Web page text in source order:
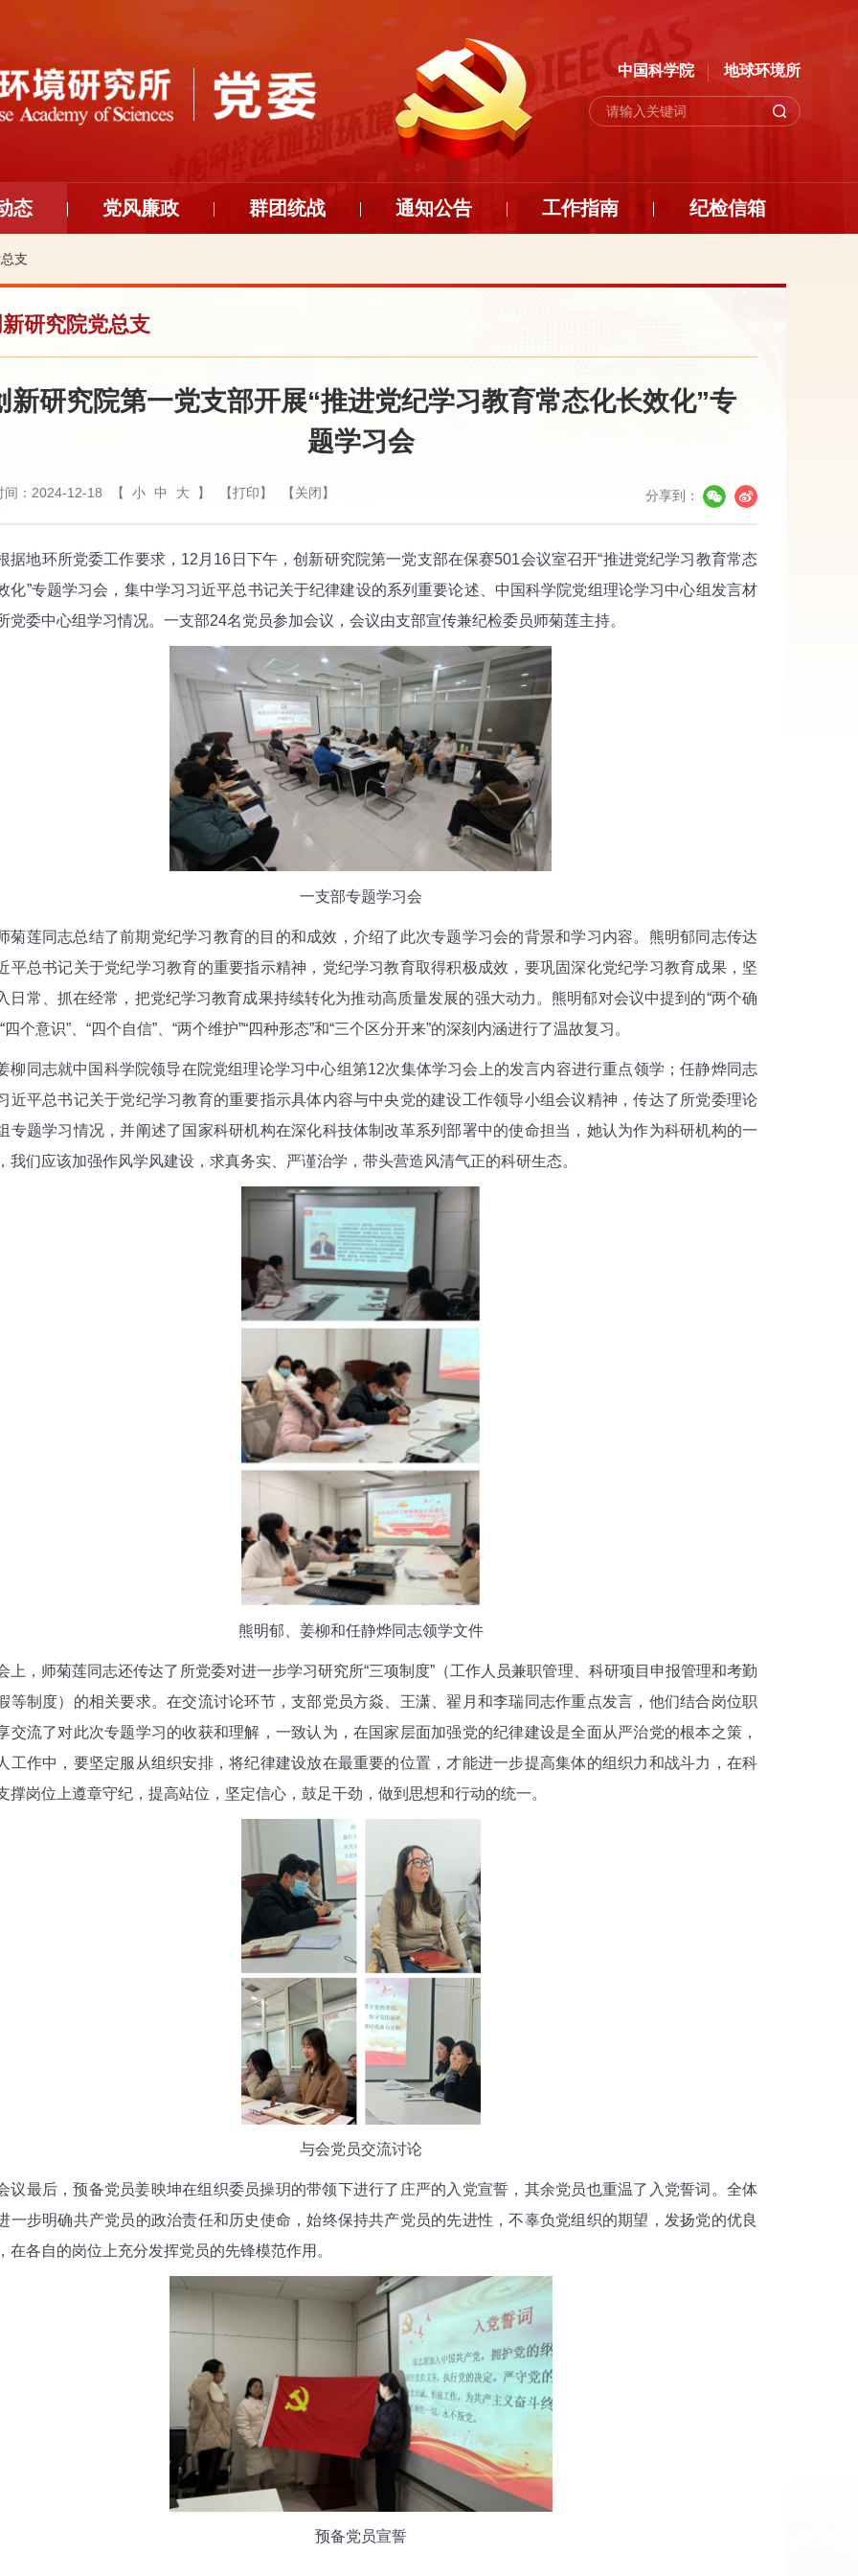
中国科学院 地球环境所
态 党风廉政 群团统战 通知公告 工作指南 纪检信箱
支
研究院党总支
新研究院第一党支部开展“推进党纪学习教育常态化长效化”专
题学习会
间：2024-12-18 【 小 中 大 】 【打印】 【关闭】 分享到：
地环所党委工作要求，12月16日下午，创新研究院第一党支部在保赛501会议室召开“推进党纪学习教育常态
化”专题学习会，集中学习习近平总书记关于纪律建设的系列重要论述、中国科学院党组理论学习中心组发言材
党委中心组学习情况。一支部24名党员参加会议，会议由支部宣传兼纪检委员师菊莲主持。
一支部专题学习会
莲同志总结了前期党纪学习教育的目的和成效，介绍了此次专题学习会的背景和学习内容。熊明郁同志传达
平总书记关于党纪学习教育的重要指示精神，党纪学习教育取得积极成效，要巩固深化党纪学习教育成果，坚
日常、抓在经常，把党纪学习教育成果持续转化为推动高质量发展的强大动力。熊明郁对会议中提到的“两个确
四个意识”、“四个自信”、“两个维护”“四种形态”和“三个区分开来”的深刻内涵进行了温故复习。
同志就中国科学院领导在院党组理论学习中心组第12次集体学习会上的发言内容进行重点领学；任静烨同志
近平总书记关于党纪学习教育的重要指示具体内容与中央党的建设工作领导小组会议精神，传达了所党委理论
专题学习情况，并阐述了国家科研机构在深化科技体制改革系列部署中的使命担当，她认为作为科研机构的一
我们应该加强作风学风建设，求真务实、严谨治学，带头营造风清气正的科研生态。
熊明郁、姜柳和任静烨同志领学文件
，师菊莲同志还传达了所党委对进一步学习研究所“三项制度”（工作人员兼职管理、科研项目申报管理和考勤
等制度）的相关要求。在交流讨论环节，支部党员方焱、王潇、翟月和李瑞同志作重点发言，他们结合岗位职
交流了对此次专题学习的收获和理解，一致认为，在国家层面加强党的纪律建设是全面从严治党的根本之策，
工作中，要坚定服从组织安排，将纪律建设放在最重要的位置，才能进一步提高集体的组织力和战斗力，在科
撑岗位上遵章守纪，提高站位，坚定信心，鼓足干劲，做到思想和行动的统一。
与会党员交流讨论
最后，预备党员姜映坤在组织委员操玥的带领下进行了庄严的入党宣誓，其余党员也重温了入党誓词。全体
一步明确共产党员的政治责任和历史使命，始终保持共产党员的先进性，不辜负党组织的期望，发扬党的优良
在各自的岗位上充分发挥党员的先锋模范作用。
预备党员宣誓